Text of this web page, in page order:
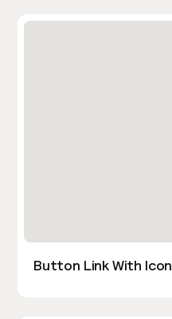
Button Link With Icon